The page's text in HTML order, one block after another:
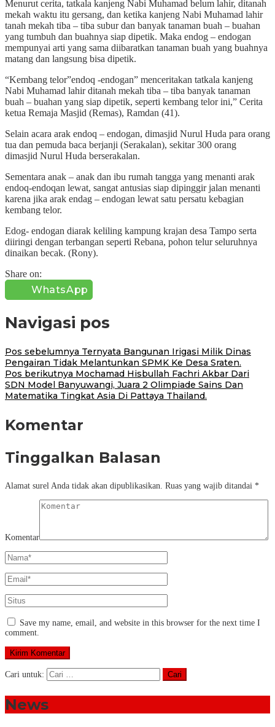
Menurut cerita, tatkala kanjeng Nabi Muhamad belum lahir, ditanah
mekah waktu itu gersang, dan ketika kanjeng Nabi Muhamad lahir
tanah mekah tiba – tiba subur dan banyak tanaman buah – buahan
yang tumbuh dan buahnya siap dipetik. Maka endog – endogan
mempunyai arti yang sama diibaratkan tanaman buah yang buahnya
matang dan langsung bisa dipetik.
“Kembang telor”endoq -endogan” menceritakan tatkala kanjeng
Nabi Muhamad lahir ditanah mekah tiba – tiba banyak tanaman
buah – buahan yang siap dipetik, seperti kembang telor ini,” Cerita
ketua Remaja Masjid (Remas), Ramdan (41).
Selain acara arak endoq – endogan, dimasjid Nurul Huda para orang
tua dan pemuda baca berjanji (Serakalan), sekitar 300 orang
dimasjid Nurul Huda berserakalan.
Sementara anak – anak dan ibu rumah tangga yang menanti arak
endoq-endoqan lewat, sangat antusias siap dipinggir jalan menanti
karena jika arak endag – endogan lewat satu persatu kebagian
kembang telor.
Edog- endogan diarak keliling kampung krajan desa Tampo serta
diiringi dengan terbangan seperti Rebana, pohon telur seluruhnya
dinaikan becak. (Rony).
Share on:
WhatsApp
Navigasi pos
Pos sebelumnya Ternyata Bangunan Irigasi Milik Dinas
Pengairan Tidak Melantunkan SPMK Ke Desa Sraten.
Pos berikutnya Mochamad Hisbullah Fachri Akbar Dari
SDN Model Banyuwangi, Juara 2 Olimpiade Sains Dan
Matematika Tingkat Asia Di Pattaya Thailand.
Komentar
Tinggalkan Balasan
Alamat surel Anda tidak akan dipublikasikan. Ruas yang wajib ditandai *
Komentar
Save my name, email, and website in this browser for the next time I
comment.
Cari untuk:
News